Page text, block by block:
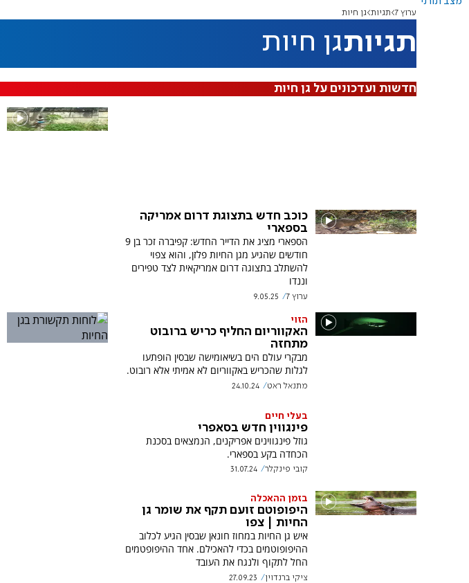
ערוץ 7 תגיות גן חיות
תגיותגן חיות
חדשות ועדכונים על גן חיות
כוכב חדש בתצוגת דרום אמריקה
בספארי
הספארי מציג את הדייר החדש: קפיברה זכר בן 9
חודשים שהגיע מגן החיות פלזן, והוא צפוי
להשתלב בתצוגה דרום אמריקאית לצד טפירים
וננדו
ערוץ 7 9.05.25
הזוי
האקווריום החליף כריש ברובוט
מתחזה
מבקרי עולם הים בשיאומישה שבסין הופתעו
לגלות שהכריש באקווריום לא אמיתי אלא רובוט.
מתנאל ראט 24.10.24
בעלי חיים
פינגווין חדש בסאפרי
גוזל פינגווינים אפריקנים, הנמצאים בסכנת
הכחדה בקע בספארי.
קובי פינקלר 31.07.24
בזמן ההאכלה
היפופוטם זועם תקף את שומר גן
החיות | צפו
איש גן החיות במחוז חונאן שבסין הגיע לכלוב
ההיפופוטמים בכדי להאכילם. אחד ההיפופטמים
החל לתקוף ולנגח את העובד
ציקי ברנדוין 27.09.23